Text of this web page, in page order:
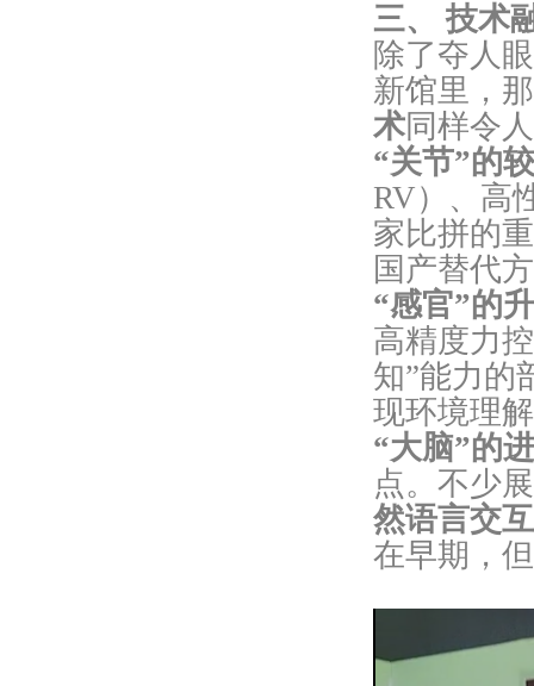
三、 技术
除了夺人
新馆里，
术同样令
“关节”的
RV）、高
家比拼的
国产替代
“感官”的
高精度力
知”能力的
现环境理
“大脑”的
点。不少
然语言交
在早期，